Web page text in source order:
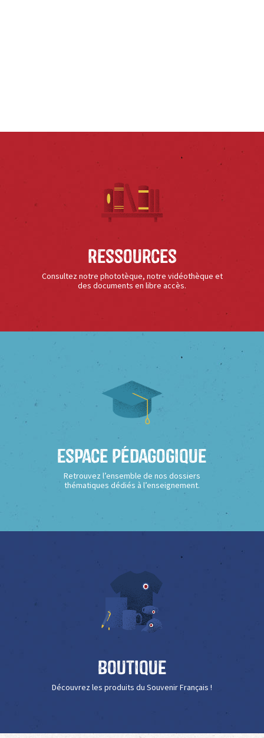
Ressources
Consultez notre phototèque, notre vidéothèque et
des documents en libre accès.
Espace Pédagogique
Retrouvez l’ensemble de nos dossiers
thématiques dédiés à l’enseignement.
Boutique
Découvrez les produits du Souvenir Français !